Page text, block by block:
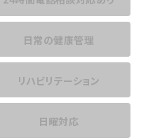
日常の健康管理
リハビリテーション
日曜対応